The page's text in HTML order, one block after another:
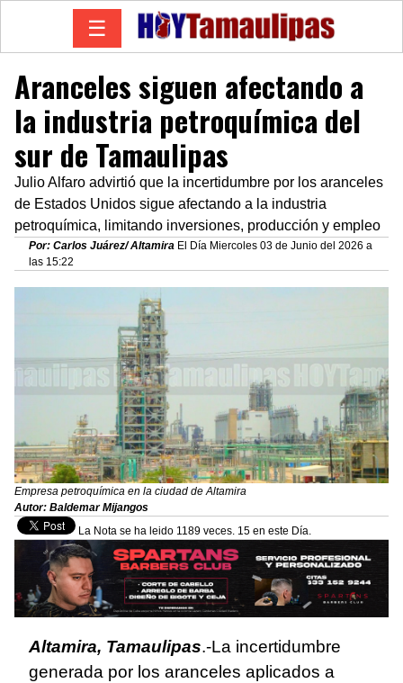
☰
Aranceles siguen afectando a
la industria petroquímica del
sur de Tamaulipas
Julio Alfaro advirtió que la incertidumbre por los aranceles
de Estados Unidos sigue afectando a la industria
petroquímica, limitando inversiones, producción y empleo
Por: Carlos Juárez/ Altamira El Día Miercoles 03 de Junio del 2026 a
las 15:22
Empresa petroquímica en la ciudad de Altamira
Autor: Baldemar Mijangos
La Nota se ha leido 1189 veces. 15 en este Día.
Altamira, Tamaulipas.-La incertidumbre
generada por los aranceles aplicados a